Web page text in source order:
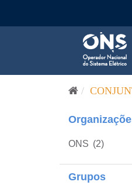
ONS (2)
Grupos